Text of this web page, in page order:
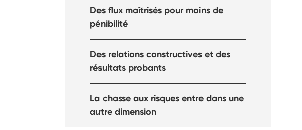
Des flux maîtrisés pour moins de
pénibilité
Des relations constructives et des
résultats probants
La chasse aux risques entre dans une
autre dimension